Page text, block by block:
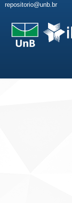
repositorio@unb.br